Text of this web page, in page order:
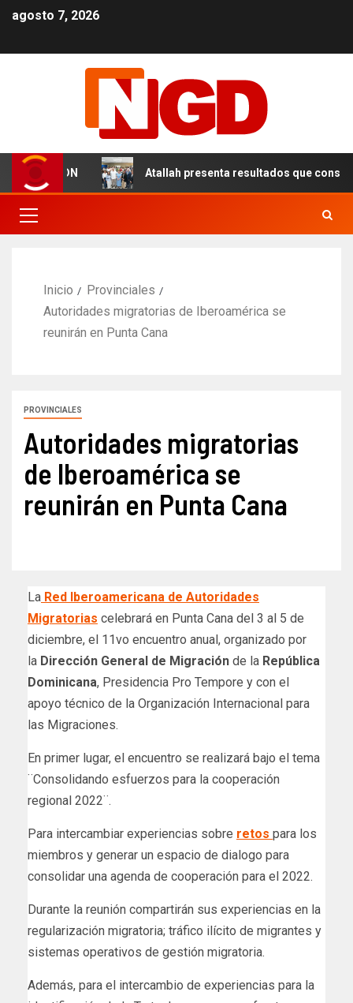
agosto 7, 2026
el DN Atallah presenta resultados que consolidan
Inicio
Provinciales
Autoridades migratorias de Iberoamérica se
reunirán en Punta Cana
PROVINCIALES
Autoridades migratorias
de Iberoamérica se
reunirán en Punta Cana
La Red Iberoamericana de Autoridades
Migratorias celebrará en Punta Cana del 3 al 5 de
diciembre, el 11vo encuentro anual, organizado por
la Dirección General de Migración de la República
Dominicana, Presidencia Pro Tempore y con el
apoyo técnico de la Organización Internacional para
las Migraciones.
En primer lugar, el encuentro se realizará bajo el tema
¨Consolidando esfuerzos para la cooperación
regional 2022¨.
Para intercambiar experiencias sobre retos para los
miembros y generar un espacio de dialogo para
consolidar una agenda de cooperación para el 2022.
Durante la reunión compartirán sus experiencias en la
regularización migratoria; tráfico ilícito de migrantes y
sistemas operativos de gestión migratoria.
Además, para el intercambio de experiencias para la